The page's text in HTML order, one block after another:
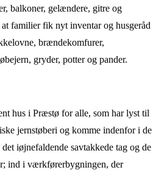
balkoner, gelændere, gitre og
familier fik nyt inventar og husgeråd
brændekomfurer,
gryder, potter og pander.
hus i Præstø for alle, som har lyst til
jernstøberi og komme indenfor i de
iøjnefaldende savtakkede tag og de
ind i værkførerbygningen, der